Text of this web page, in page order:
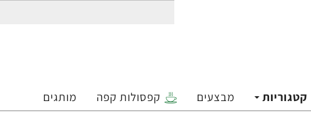
קטגוריות מבצעים קפסולות קפה מותגים